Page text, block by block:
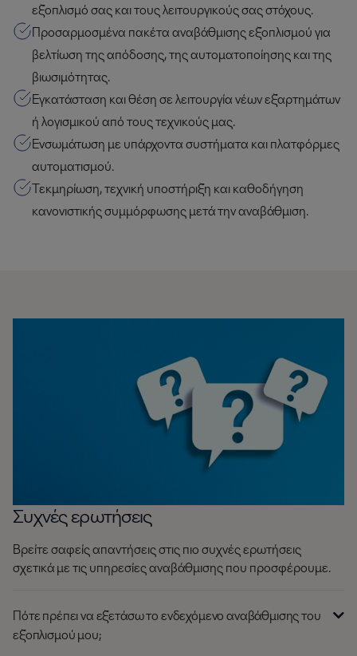
εξοπλισμό σας και τους λειτουργικούς σας στόχους.
Προσαρμοσμένα πακέτα αναβάθμισης εξοπλισμού για
βελτίωση της απόδοσης, της αυτοματοποίησης και της
βιωσιμότητας.
Εγκατάσταση και θέση σε λειτουργία νέων εξαρτημάτων
ή λογισμικού από τους τεχνικούς μας.
Ενσωμάτωση με υπάρχοντα συστήματα και πλατφόρμες
αυτοματισμού.
Τεκμηρίωση, τεχνική υποστήριξη και καθοδήγηση
κανονιστικής συμμόρφωσης μετά την αναβάθμιση.
Συχνές ερωτήσεις
Βρείτε σαφείς απαντήσεις στις πιο συχνές ερωτήσεις
σχετικά με τις υπηρεσίες αναβάθμισης που προσφέρουμε.
Πότε πρέπει να εξετάσω το ενδεχόμενο αναβάθμισης του
εξοπλισμού μου;